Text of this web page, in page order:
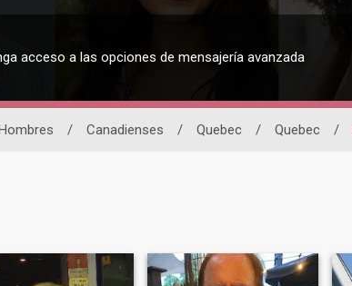
acceso a las opciones de mensajería avanzada
/ Canadienses / Quebec / Quebec /